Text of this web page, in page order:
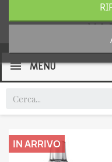
MENU
IN ARRIVO